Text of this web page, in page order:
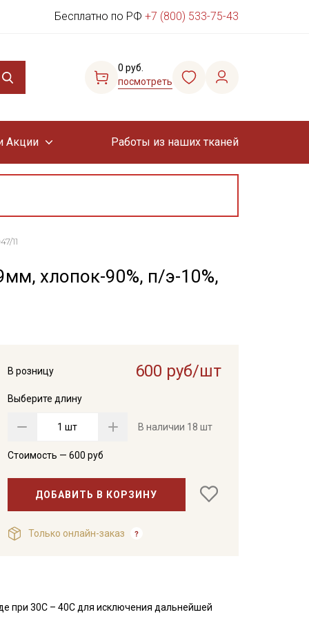
Бесплатно по РФ +7 (800) 533-75-43
0 руб.
посмотреть
Акции Работы из наших тканей
11
хлопок-90%, п/э-10%,
В розницу 600 руб/шт
Выберите длину
шт В наличии 18 шт
Стоимость — 600 руб
ДОБАВИТЬ В КОРЗИНУ
Только онлайн-заказ
при 30С – 40С для исключения дальнейшей